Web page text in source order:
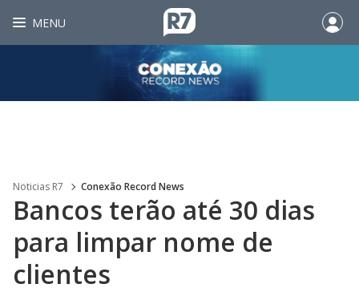
MENU
Noticias R7 Conexão Record News
Bancos terão até 30 dias
para limpar nome de
clientes